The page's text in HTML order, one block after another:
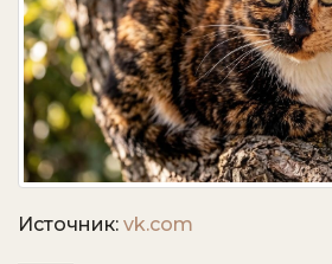
Источник: vk.com